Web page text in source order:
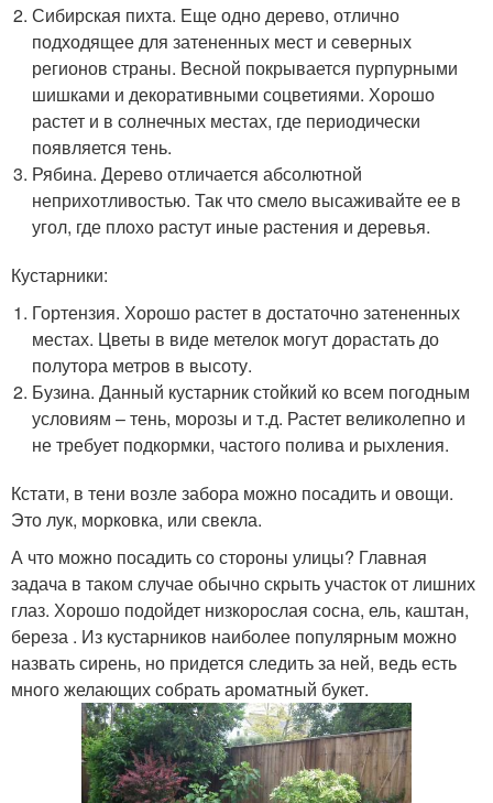
Сибирская пихта. Еще одно дерево, отлично
подходящее для затененных мест и северных
регионов страны. Весной покрывается пурпурными
шишками и декоративными соцветиями. Хорошо
растет и в солнечных местах, где периодически
появляется тень.
Рябина. Дерево отличается абсолютной
неприхотливостью. Так что смело высаживайте ее в
угол, где плохо растут иные растения и деревья.
Кустарники:
Гортензия. Хорошо растет в достаточно затененных
местах. Цветы в виде метелок могут дорастать до
полутора метров в высоту.
Бузина. Данный кустарник стойкий ко всем погодным
условиям – тень, морозы и т.д. Растет великолепно и
не требует подкормки, частого полива и рыхления.
Кстати, в тени возле забора можно посадить и овощи.
Это лук, морковка, или свекла.
А что можно посадить со стороны улицы? Главная
задача в таком случае обычно скрыть участок от лишних
глаз. Хорошо подойдет низкорослая сосна, ель, каштан,
береза . Из кустарников наиболее популярным можно
назвать сирень, но придется следить за ней, ведь есть
много желающих собрать ароматный букет.